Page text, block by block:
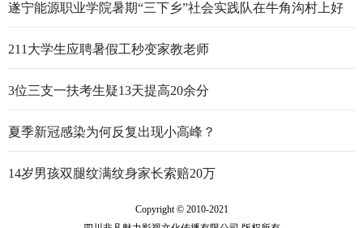
遂宁能源职业学院暑期“三下乡”社会实践队在牛角沟村上好
211大学生应聘暑假工秒变家教老师
3位三支一扶考生疑13天提高20余分
夏季新冠感染为何反复出现小高峰？
14岁男孩双腿纹满纹身家长索赔20万
Copyright © 2010-2021